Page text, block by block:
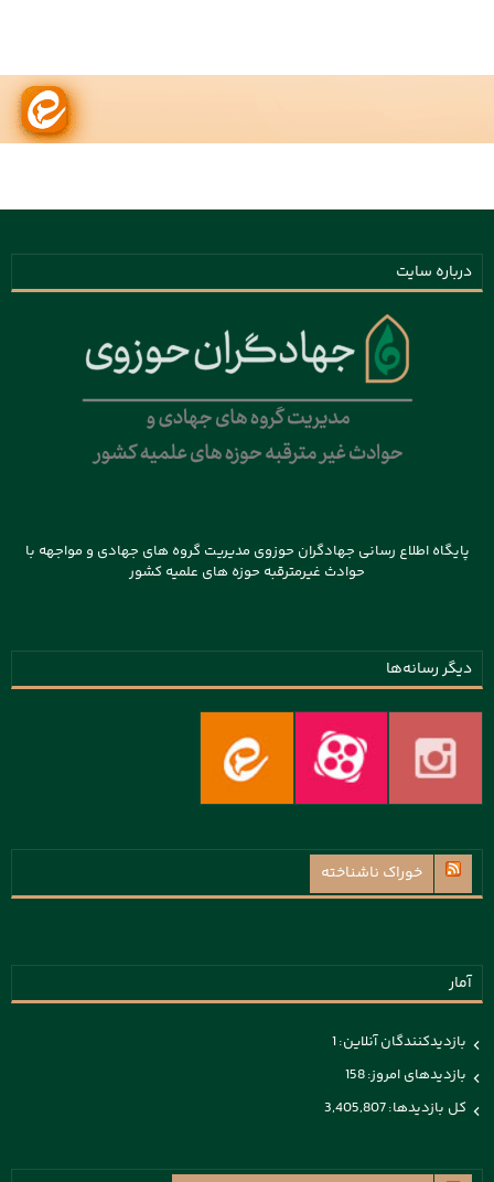
درباره سایت
پایگاه اطلاع رسانی جهادگران حوزوی مدیریت گروه های جهادی و مواجهه با
حوادث غیرمترقبه حوزه های علمیه کشور
دیگر رسانه‌ها
خوراک ناشناخته
آمار
بازدیدکنندگان آنلاین:1
بازدیدهای امروز:158
کل بازدیدها:3,405,807